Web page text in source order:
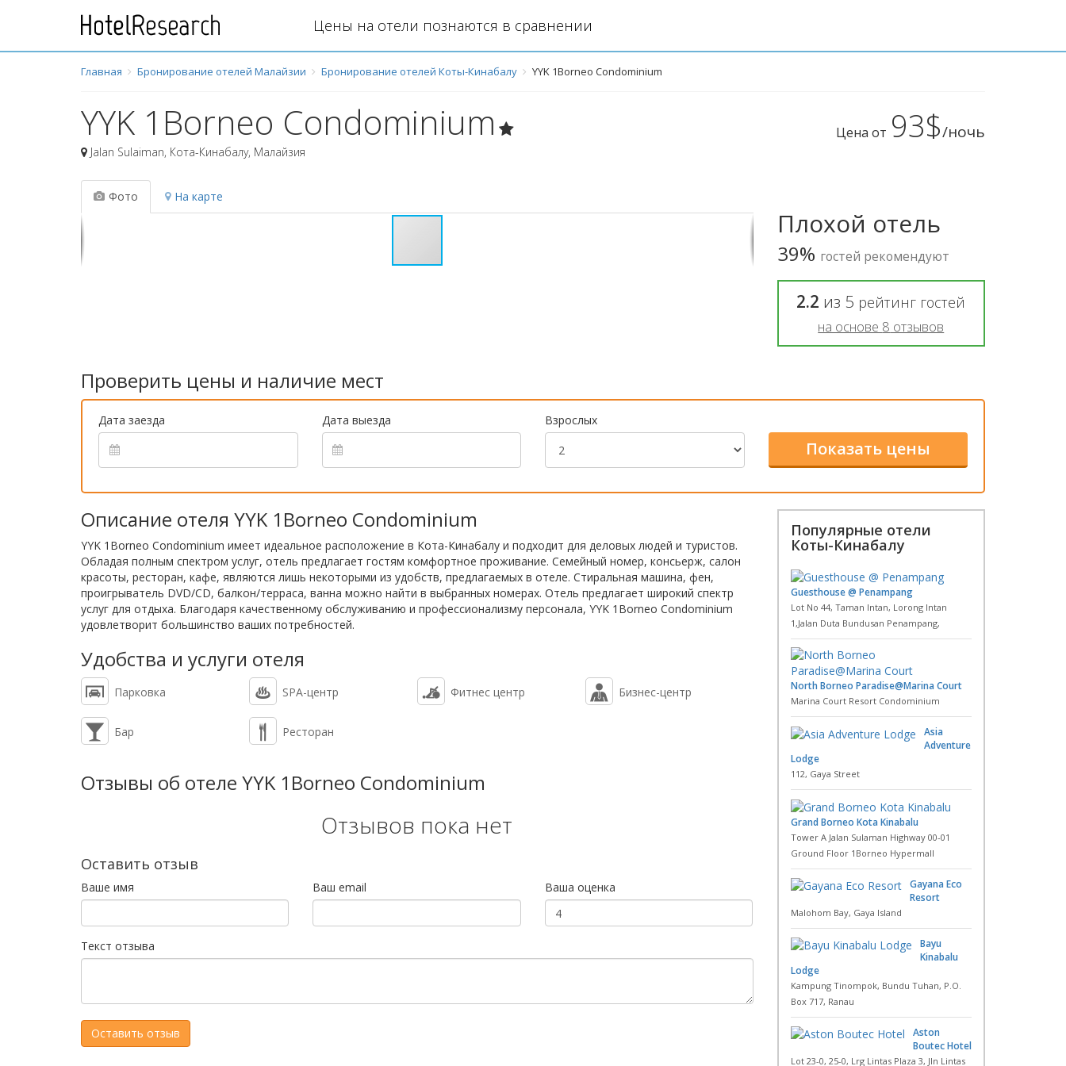
Цены на отели познаются в сравнении
Главная Бронирование отелей Малайзии Бронирование отелей Коты-Кинабалу YYK 1Borneo Condominium
YYK 1Borneo Condominium
Jalan Sulaiman, Кота-Кинабалу, Малайзия
Цена от 93$/ночь
Фото На карте
Плохой отель
39% гостей рекомендуют
2.2 из 5 рейтинг гостей
на основе 8 отзывов
Проверить цены и наличие мест
Дата заезда Дата выезда Взрослых
Описание отеля YYK 1Borneo Condominium
YYK 1Borneo Condominium имеет идеальное расположение в Кота-Кинабалу и подходит для деловых людей и туристов.
Обладая полным спектром услуг, отель предлагает гостям комфортное проживание. Семейный номер, консьерж, салон
красоты, ресторан, кафе, являются лишь некоторыми из удобств, предлагаемых в отеле. Стиральная машина, фен,
проигрыватель DVD/CD, балкон/терраса, ванна можно найти в выбранных номерах. Отель предлагает широкий спектр
услуг для отдыха. Благодаря качественному обслуживанию и профессионализму персонала, YYK 1Borneo Condominium
удовлетворит большинство ваших потребностей.
Удобства и услуги отеля
Парковка SPA-центр Фитнес центр Бизнес-центр
Бар Ресторан
Отзывы об отеле YYK 1Borneo Condominium
Отзывов пока нет
Оставить отзыв
Ваше имя Ваш email Ваша оценка
Текст отзыва
Популярные отели
Коты-Кинабалу
Guesthouse @ Penampang
Lot No 44, Taman Intan, Lorong Intan
1,Jalan Duta Bundusan Penampang,
North Borneo Paradise@Marina Court
Marina Court Resort Condominium
Asia
Adventure
Lodge
112, Gaya Street
Grand Borneo Kota Kinabalu
Tower A Jalan Sulaman Highway 00-01
Ground Floor 1Borneo Hypermall
Gayana Eco
Resort
Malohom Bay, Gaya Island
Bayu
Kinabalu
Lodge
Kampung Tinompok, Bundu Tuhan, P.O.
Box 717, Ranau
Aston
Boutec Hotel
Lot 23-0, 25-0, Lrg Lintas Plaza 3, Jln Lintas